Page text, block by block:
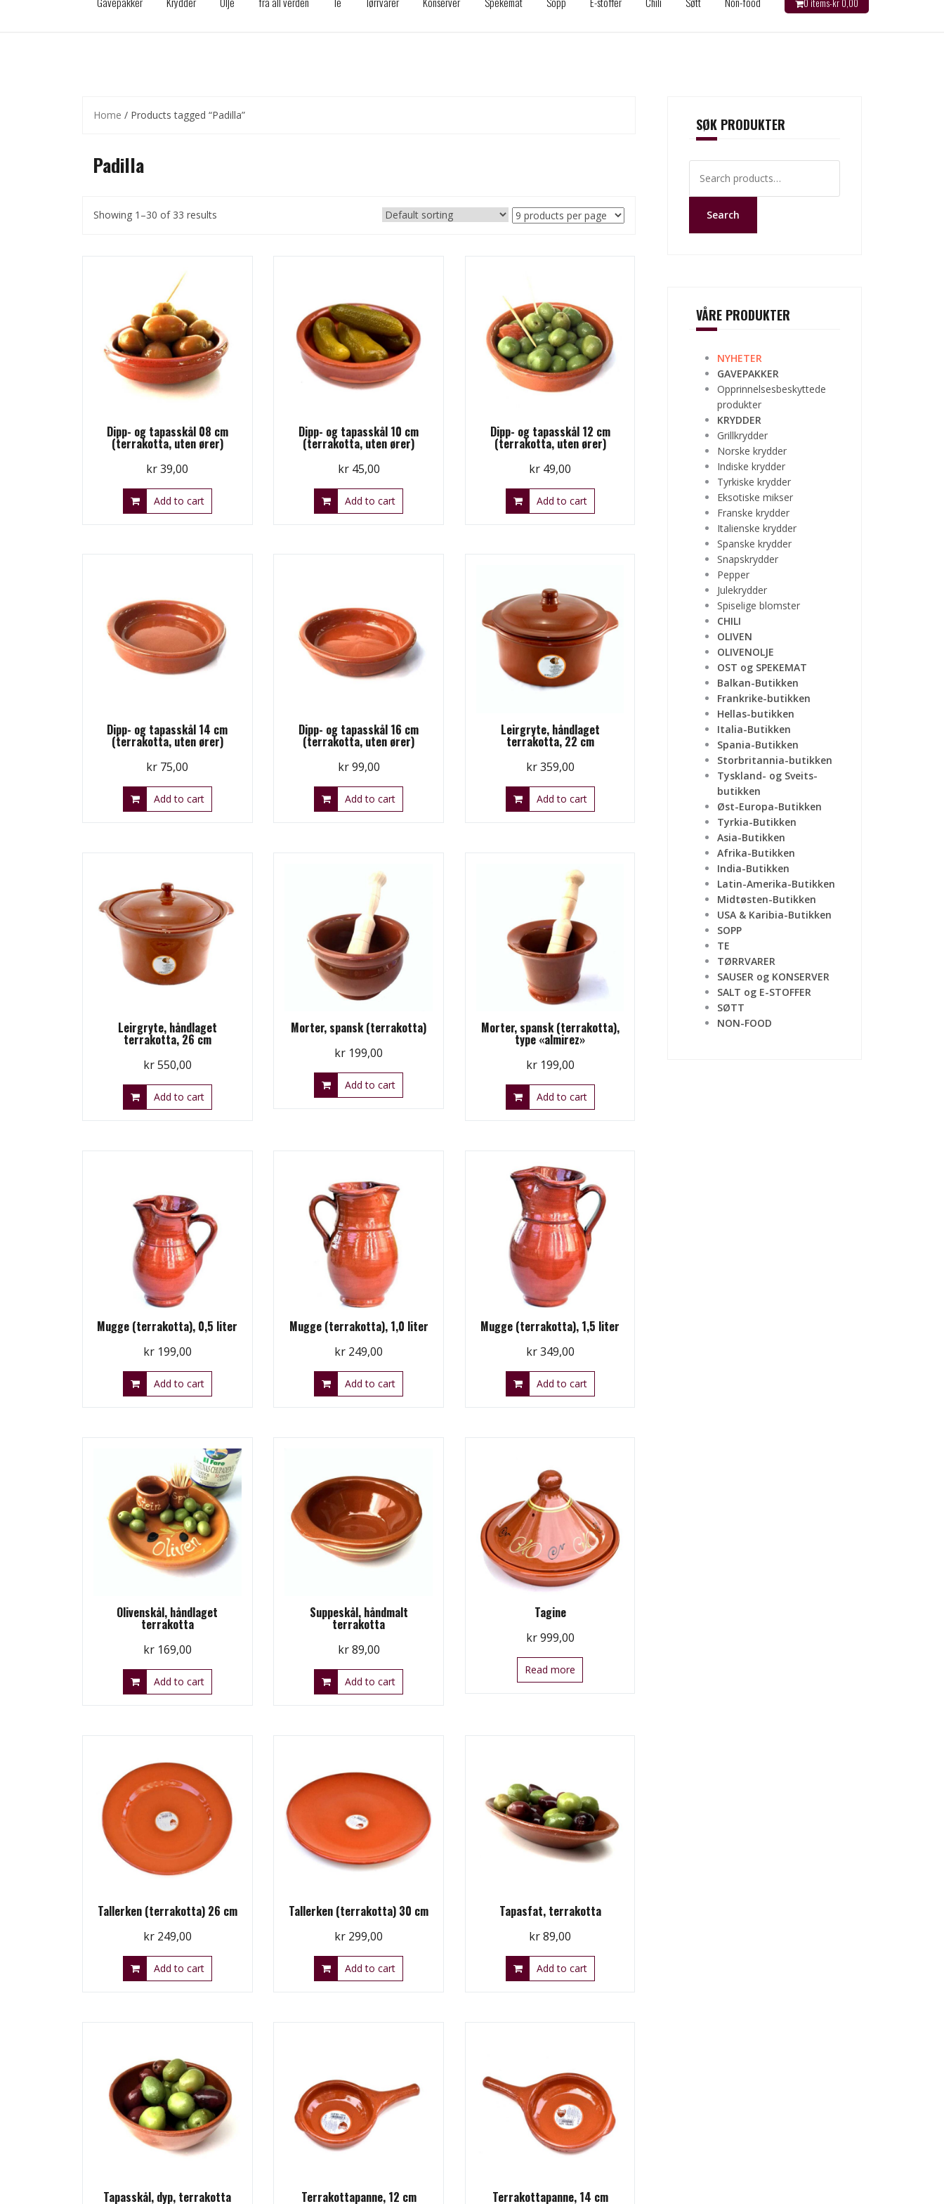
0 items-kr0,00
Home / Products tagged “Padilla”
Padilla
Showing 1–30 of 33 results
Dipp- og tapasskål 08 cm
(terrakotta, uten ører)
kr39,00
Add to cart
Dipp- og tapasskål 10 cm
(terrakotta, uten ører)
kr45,00
Add to cart
Dipp- og tapasskål 12 cm
(terrakotta, uten ører)
kr 49,00
Add to cart
Dipp- og tapasskål 14 cm
(terrakotta, uten ører)
kr 75,00
Add to cart
Dipp- og tapasskål 16 cm
(terrakotta, uten ører)
kr99,00
Add to cart
Leirgryte, håndlaget
terrakotta, 22 cm
kr359,00
Add to cart
Leirgryte, håndlaget
terrakotta, 26 cm
kr550,00
Add to cart
Morter, spansk (terrakotta)
kr 199,00
Add to cart
Morter, spansk (terrakotta),
type «almirez»
kr199,00
Add to cart
Mugge (terrakotta), 0,5 liter
kr199,00
Add to cart
Mugge (terrakotta), 1,0 liter
kr 249,00
Add to cart
Mugge (terrakotta), 1,5 liter
kr349,00
Add to cart
Olivenskål, håndlaget
terrakotta
kr169,00
Add to cart
Suppeskål, håndmalt
terrakotta
kr89,00
Add to cart
Tagine
kr999,00
Read more
Tallerken (terrakotta) 26 cm
kr249,00
Add to cart
Tallerken (terrakotta) 30 cm
kr 299,00
Add to cart
Tapasfat, terrakotta
kr89,00
Add to cart
Tapasskål, dyp, terrakotta Terrakottapanne, 12 cm Terrakottapanne, 14 cm
SØK PRODUKTER
for:
Search
VÅRE PRODUKTER
NYHETER
GAVEPAKKER
Opprinnelsesbeskyttede
produkter
KRYDDER
Grillkrydder
Norske krydder
Indiske krydder
Tyrkiske krydder
Eksotiske mikser
Franske krydder
Italienske krydder
Spanske krydder
Snapskrydder
Pepper
Julekrydder
Spiselige blomster
CHILI
OLIVEN
OLIVENOLJE
OST og SPEKEMAT
Balkan-Butikken
Frankrike-butikken
Hellas-butikken
Italia-Butikken
Spania-Butikken
Storbritannia-butikken
Tyskland- og Sveits-
butikken
Øst-Europa-Butikken
Tyrkia-Butikken
Asia-Butikken
Afrika-Butikken
India-Butikken
Latin-Amerika-Butikken
Midtøsten-Butikken
USA & Karibia-Butikken
SOPP
TE
TØRRVARER
SAUSER og KONSERVER
SALT og E-STOFFER
SØTT
NON-FOOD